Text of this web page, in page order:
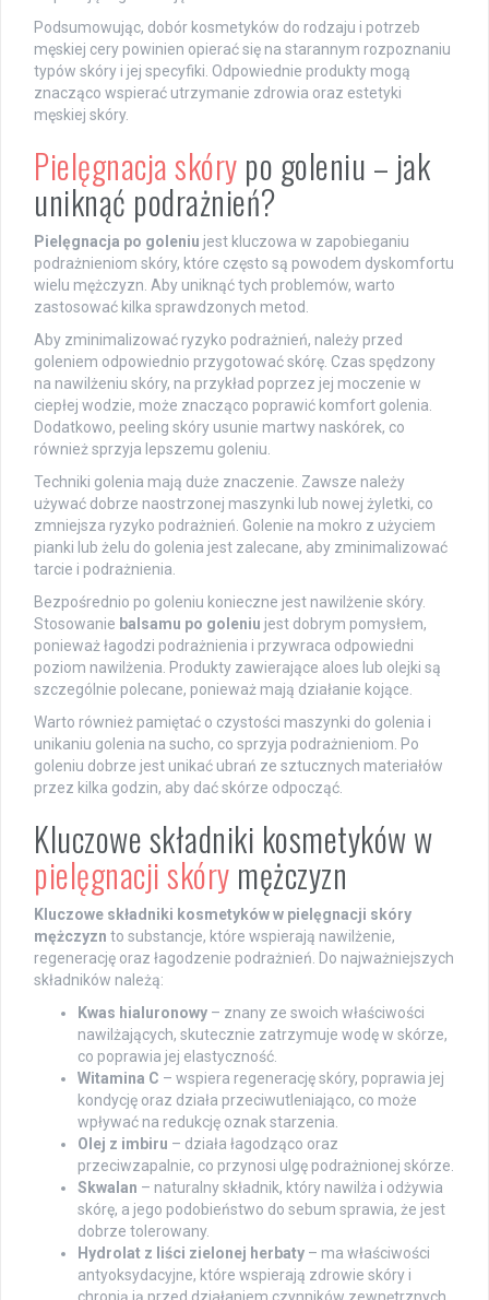
Podsumowując, dobór kosmetyków do rodzaju i potrzeb
męskiej cery powinien opierać się na starannym rozpoznaniu
typów skóry i jej specyfiki. Odpowiednie produkty mogą
znacząco wspierać utrzymanie zdrowia oraz estetyki
męskiej skóry.
Pielęgnacja skóry po goleniu – jak
uniknąć podrażnień?
Pielęgnacja po goleniu jest kluczowa w zapobieganiu
podrażnieniom skóry, które często są powodem dyskomfortu
wielu mężczyzn. Aby uniknąć tych problemów, warto
zastosować kilka sprawdzonych metod.
Aby zminimalizować ryzyko podrażnień, należy przed
goleniem odpowiednio przygotować skórę. Czas spędzony
na nawilżeniu skóry, na przykład poprzez jej moczenie w
ciepłej wodzie, może znacząco poprawić komfort golenia.
Dodatkowo, peeling skóry usunie martwy naskórek, co
również sprzyja lepszemu goleniu.
Techniki golenia mają duże znaczenie. Zawsze należy
używać dobrze naostrzonej maszynki lub nowej żyletki, co
zmniejsza ryzyko podrażnień. Golenie na mokro z użyciem
pianki lub żelu do golenia jest zalecane, aby zminimalizować
tarcie i podrażnienia.
Bezpośrednio po goleniu konieczne jest nawilżenie skóry.
Stosowanie balsamu po goleniu jest dobrym pomysłem,
ponieważ łagodzi podrażnienia i przywraca odpowiedni
poziom nawilżenia. Produkty zawierające aloes lub olejki są
szczególnie polecane, ponieważ mają działanie kojące.
Warto również pamiętać o czystości maszynki do golenia i
unikaniu golenia na sucho, co sprzyja podrażnieniom. Po
goleniu dobrze jest unikać ubrań ze sztucznych materiałów
przez kilka godzin, aby dać skórze odpocząć.
Kluczowe składniki kosmetyków w
pielęgnacji skóry mężczyzn
Kluczowe składniki kosmetyków w pielęgnacji skóry
mężczyzn to substancje, które wspierają nawilżenie,
regenerację oraz łagodzenie podrażnień. Do najważniejszych
składników należą:
Kwas hialuronowy – znany ze swoich właściwości
nawilżających, skutecznie zatrzymuje wodę w skórze,
co poprawia jej elastyczność.
Witamina C – wspiera regenerację skóry, poprawia jej
kondycję oraz działa przeciwutleniająco, co może
wpływać na redukcję oznak starzenia.
Olej z imbiru – działa łagodząco oraz
przeciwzapalnie, co przynosi ulgę podrażnionej skórze.
Skwalan – naturalny składnik, który nawilża i odżywia
skórę, a jego podobieństwo do sebum sprawia, że jest
dobrze tolerowany.
Hydrolat z liści zielonej herbaty – ma właściwości
antyoksydacyjne, które wspierają zdrowie skóry i